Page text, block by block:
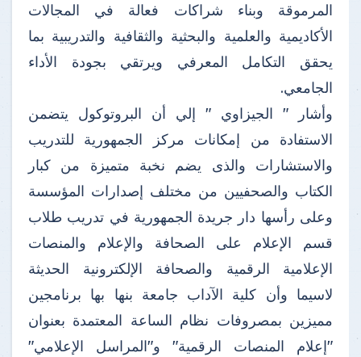
المرموقة وبناء شراكات فعالة في المجالات
الأكاديمية والعلمية والبحثية والثقافية والتدريبية بما
يحقق التكامل المعرفي ويرتقي بجودة الأداء
الجامعي.
وأشار " الجيزاوي " إلي أن البروتوكول يتضمن
الاستفادة من إمكانات مركز الجمهورية للتدريب
والاستشارات والذى يضم نخبة متميزة من كبار
الكتاب والصحفيين من مختلف إصدارات المؤسسة
وعلى رأسها دار جريدة الجمهورية في تدريب طلاب
قسم الإعلام على الصحافة والإعلام والمنصات
الإعلامية الرقمية والصحافة الإلكترونية الحديثة
لاسيما وأن كلية الآداب جامعة بنها بها برنامجين
مميزين بمصروفات نظام الساعة المعتمدة بعنوان
"إعلام المنصات الرقمية" و"المراسل الإعلامي"